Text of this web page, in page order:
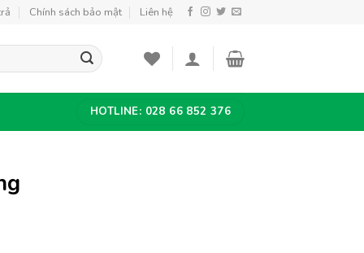
Chính sách bảo mật Liên hệ
HOTLINE: 028 66 852 376